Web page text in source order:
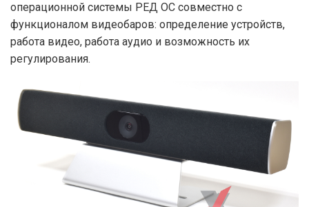
операционной системы РЕД ОС совместно с
функционалом видеобаров: определение устройств,
работа видео, работа аудио и возможность их
регулирования.